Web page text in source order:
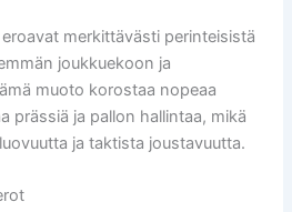
merkittävästi perinteisistä
joukkuekoon ja
muoto korostaa nopeaa
prässiä ja pallon hallintaa, mikä
ja taktista joustavuutta.